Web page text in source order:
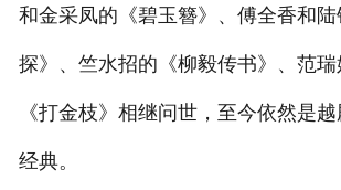
和金采凤的《碧玉簪》、傅全香和
探》、竺水招的《柳毅传书》、范
《打金枝》相继问世，至今依然是
经典。